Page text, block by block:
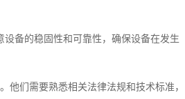
备的稳固性和可靠性，确保设备在发生
他们需要熟悉相关法律法规和技术标准，